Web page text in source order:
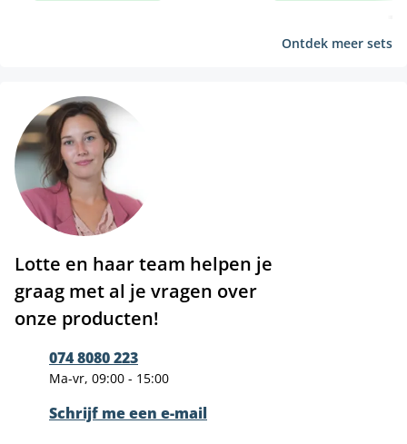
Ontdek meer sets
Lotte en haar team helpen je
graag met al je vragen over
onze producten!
074 8080 223
Ma-vr, 09:00 - 15:00
Schrijf me een e-mail